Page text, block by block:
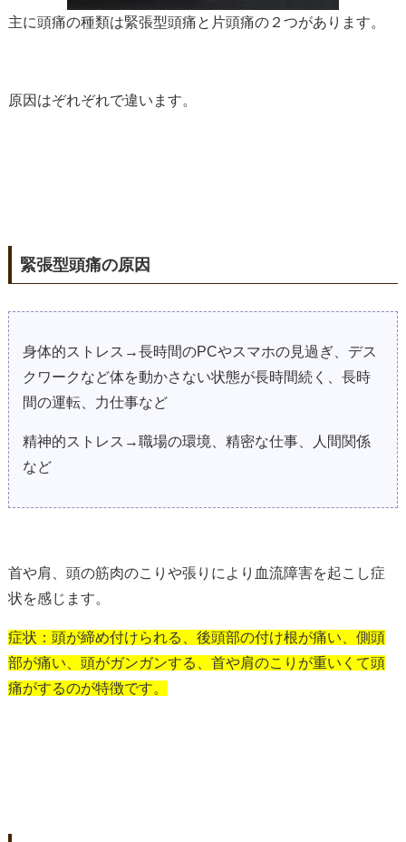
主に頭痛の種類は緊張型頭痛と片頭痛の２つがあります。
原因はぞれぞれで違います。
緊張型頭痛の原因
身体的ストレス→長時間のPCやスマホの見過ぎ、デス
クワークなど体を動かさない状態が長時間続く、長時
間の運転、力仕事など
精神的ストレス→職場の環境、精密な仕事、人間関係
など
首や肩、頭の筋肉のこりや張りにより血流障害を起こし症
状を感じます。
症状：頭が締め付けられる、後頭部の付け根が痛い、側頭
部が痛い、頭がガンガンする、首や肩のこりが重いくて頭
痛がするのが特徴です。